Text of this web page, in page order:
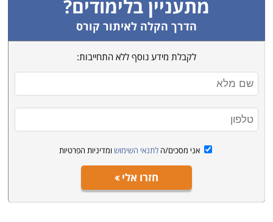
מתעניין בלימודים?
הדרך הקלה לאיתור קורס
לקבלת מידע נוסף ללא התחייבות:
אני מסכים/ה לתנאי השימוש ומדיניות הפרטיות
חזרו אלי